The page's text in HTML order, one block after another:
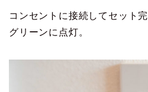
コンセントに接続してセット
グリーンに点灯。